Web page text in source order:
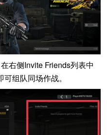
右侧Invite Friends列表中
组队同场作战。